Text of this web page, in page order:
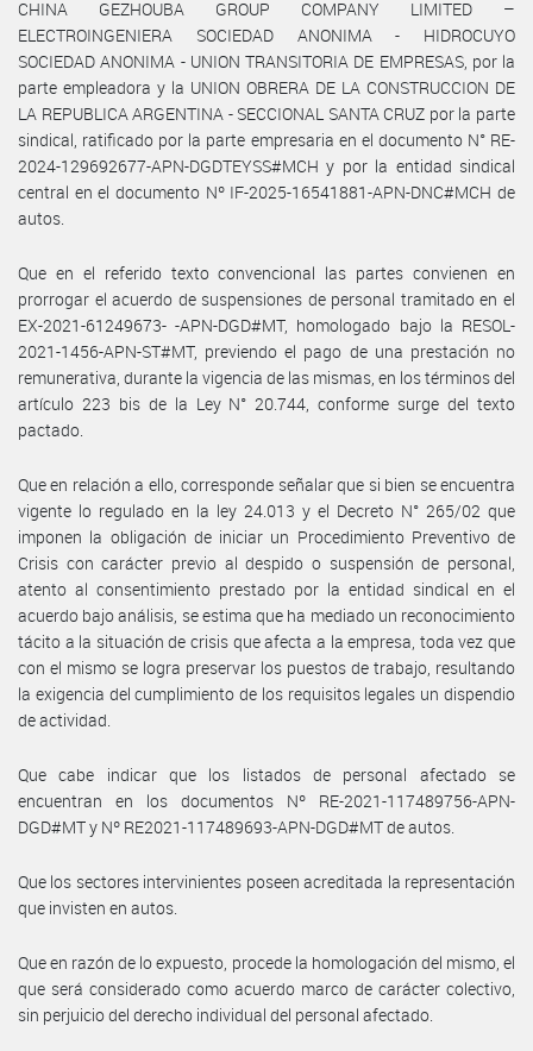
CHINA GEZHOUBA GROUP COMPANY LIMITED –
ELECTROINGENIERA SOCIEDAD ANONIMA - HIDROCUYO
SOCIEDAD ANONIMA - UNION TRANSITORIA DE EMPRESAS, por la
parte empleadora y la UNION OBRERA DE LA CONSTRUCCION DE
LA REPUBLICA ARGENTINA - SECCIONAL SANTA CRUZ por la parte
sindical, ratificado por la parte empresaria en el documento N° RE-
2024-129692677-APN-DGDTEYSS#MCH y por la entidad sindical
central en el documento Nº IF-2025-16541881-APN-DNC#MCH de
autos.
Que en el referido texto convencional las partes convienen en
prorrogar el acuerdo de suspensiones de personal tramitado en el
EX-2021-61249673- -APN-DGD#MT, homologado bajo la RESOL-
2021-1456-APN-ST#MT, previendo el pago de una prestación no
remunerativa, durante la vigencia de las mismas, en los términos del
artículo 223 bis de la Ley N° 20.744, conforme surge del texto
pactado.
Que en relación a ello, corresponde señalar que si bien se encuentra
vigente lo regulado en la ley 24.013 y el Decreto N° 265/02 que
imponen la obligación de iniciar un Procedimiento Preventivo de
Crisis con carácter previo al despido o suspensión de personal,
atento al consentimiento prestado por la entidad sindical en el
acuerdo bajo análisis, se estima que ha mediado un reconocimiento
tácito a la situación de crisis que afecta a la empresa, toda vez que
con el mismo se logra preservar los puestos de trabajo, resultando
la exigencia del cumplimiento de los requisitos legales un dispendio
de actividad.
Que cabe indicar que los listados de personal afectado se
encuentran en los documentos Nº RE-2021-117489756-APN-
DGD#MT y Nº RE2021-117489693-APN-DGD#MT de autos.
Que los sectores intervinientes poseen acreditada la representación
que invisten en autos.
Que en razón de lo expuesto, procede la homologación del mismo, el
que será considerado como acuerdo marco de carácter colectivo,
sin perjuicio del derecho individual del personal afectado.